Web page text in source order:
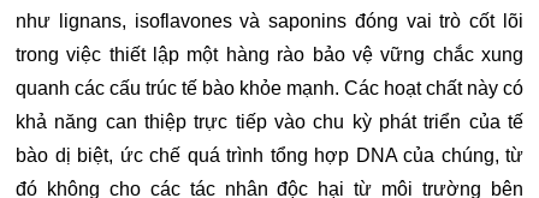
như lignans, isoflavones và saponins đóng vai trò cốt lõi
trong việc thiết lập một hàng rào bảo vệ vững chắc xung
quanh các cấu trúc tế bào khỏe mạnh. Các hoạt chất này có
khả năng can thiệp trực tiếp vào chu kỳ phát triển của tế
bào dị biệt, ức chế quá trình tổng hợp DNA của chúng, từ
đó không cho các tác nhân độc hại từ môi trường bên